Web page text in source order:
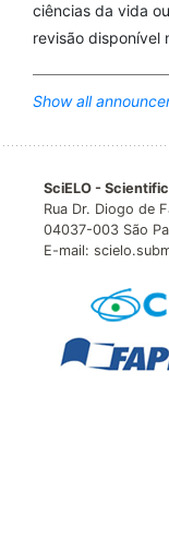
ciências da vida
revisão disponível
Show all
SciELO -
Rua Dr. Diogo de
04037-003 São
E-mail: